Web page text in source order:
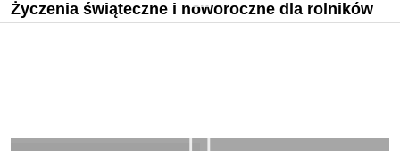
Życzenia świąteczne i noworoczne dla rolników